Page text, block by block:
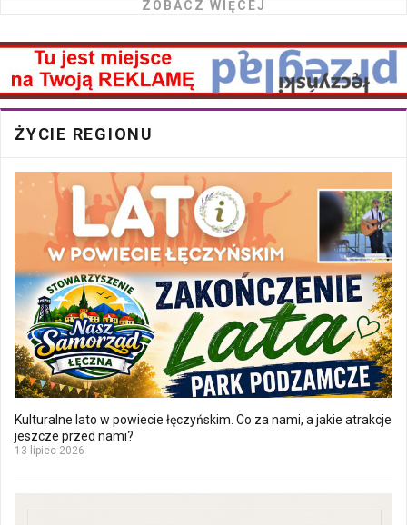
ZOBACZ WIĘCEJ
ŻYCIE REGIONU
Kulturalne lato w powiecie łęczyńskim. Co za nami, a jakie atrakcje
jeszcze przed nami?
13 lipiec 2026